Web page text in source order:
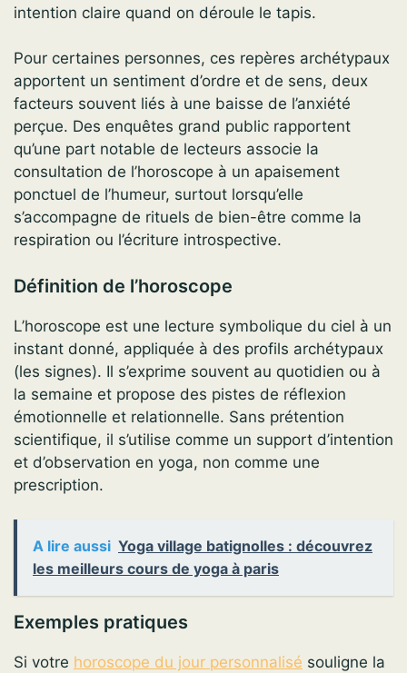
intention claire quand on déroule le tapis.
Pour certaines personnes, ces repères archétypaux
apportent un sentiment d’ordre et de sens, deux
facteurs souvent liés à une baisse de l’anxiété
perçue. Des enquêtes grand public rapportent
qu’une part notable de lecteurs associe la
consultation de l’horoscope à un apaisement
ponctuel de l’humeur, surtout lorsqu’elle
s’accompagne de rituels de bien-être comme la
respiration ou l’écriture introspective.
Définition de l’horoscope
L’horoscope est une lecture symbolique du ciel à un
instant donné, appliquée à des profils archétypaux
(les signes). Il s’exprime souvent au quotidien ou à
la semaine et propose des pistes de réflexion
émotionnelle et relationnelle. Sans prétention
scientifique, il s’utilise comme un support d’intention
et d’observation en yoga, non comme une
prescription.
A lire aussi Yoga village batignolles : découvrez
les meilleurs cours de yoga à paris
Exemples pratiques
Si votre horoscope du jour personnalisé souligne la